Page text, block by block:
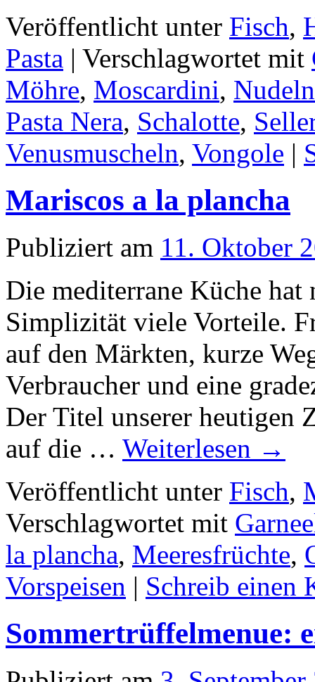
Veröffentlicht unter Fisch,
Pasta | Verschlagwortet mit
Möhre, Moscardini, Nudeln
Pasta Nera, Schalotte,
Venusmuscheln, Vongole |
Mariscos a la plancha
Publiziert am 11. Oktober
Die mediterrane Küche
Simplizität viele Vorteile.
auf den Märkten, kurze
Verbraucher und eine
Der Titel unserer heutigen
auf die … Weiterlesen →
Veröffentlicht unter Fisch,
Verschlagwortet mit
la plancha, Meeresfrüchte,
Vorspeisen | Schreib einen
Sommertrüffelmenue: